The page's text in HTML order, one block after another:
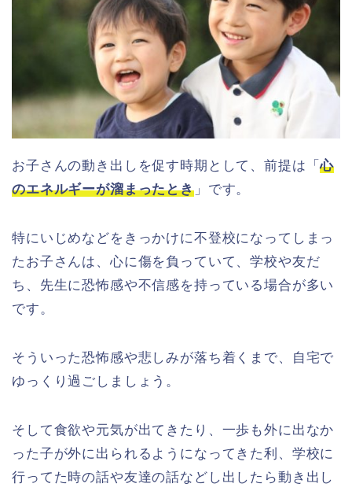
お子さんの動き出しを促す時期として、前提は「心
のエネルギーが溜まったとき」です。
特にいじめなどをきっかけに不登校になってしまっ
たお子さんは、心に傷を負っていて、学校や友だ
ち、先生に恐怖感や不信感を持っている場合が多い
です。
そういった恐怖感や悲しみが落ち着くまで、自宅で
ゆっくり過ごしましょう。
そして食欲や元気が出てきたり、一歩も外に出なか
った子が外に出られるようになってきた利、学校に
行ってた時の話や友達の話などし出したら動き出し